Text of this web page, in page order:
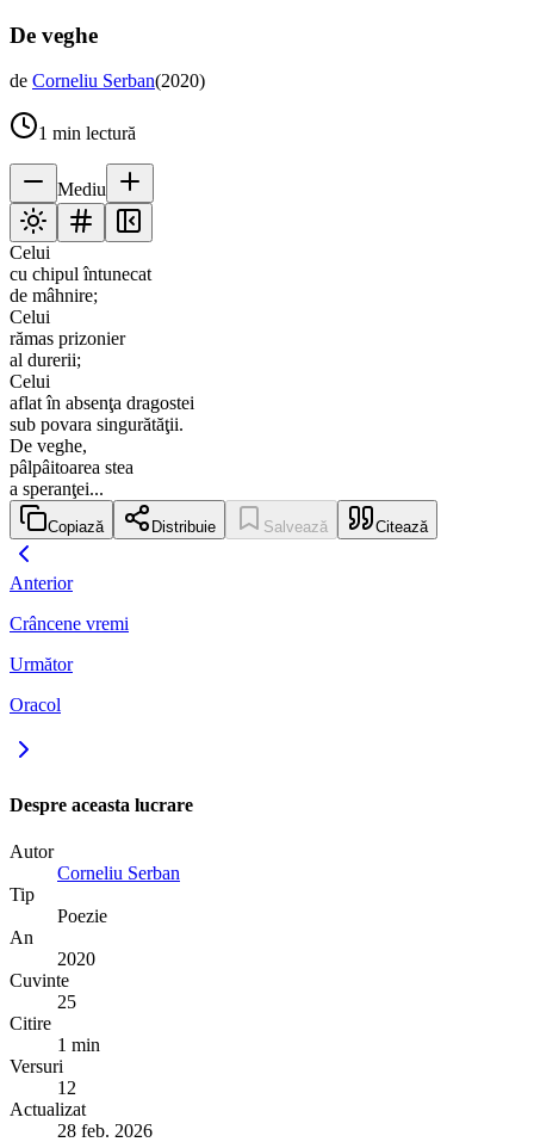
De veghe
de Corneliu Serban(2020)
1 min lectură
Mediu
Celui
cu chipul întunecat
de mâhnire;
Celui
rămas prizonier
al durerii;
Celui
aflat în absenţa dragostei
sub povara singurătăţii.
De veghe,
pâlpâitoarea stea
a speranţei...
Copiază Distribuie Salvează Citează
Anterior
Crâncene vremi
Următor
Oracol
Despre aceasta lucrare
Autor
Corneliu Serban
Tip
Poezie
An
2020
Cuvinte
25
Citire
1 min
Versuri
12
Actualizat
28 feb. 2026